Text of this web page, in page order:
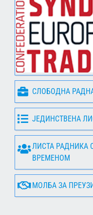
СЛОБОДНА
ЈЕДИНСТВЕНА
ЛИСТА РАДНИКА
ВРЕМЕНОМ
МОЛБА ЗА